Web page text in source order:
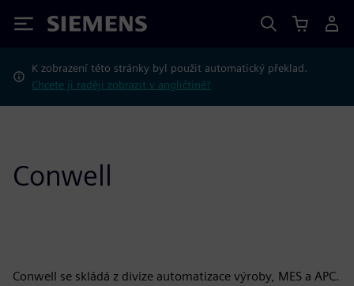
Siemens
K zobrazení této stránky byl použit automatický překlad.
Chcete ji raději zobrazit v angličtině?
Conwell
Conwell se skládá z divize automatizace výroby, MES a APC.